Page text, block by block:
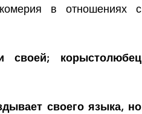
в отношениях с
своей; корыстолюбец
своего языка, но